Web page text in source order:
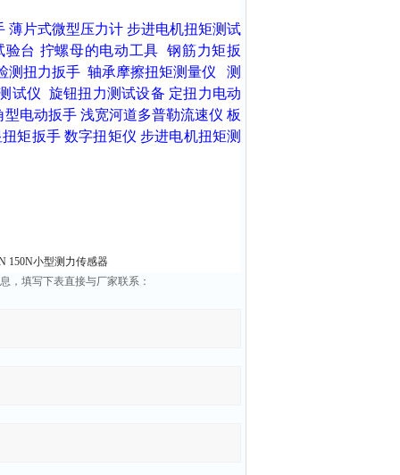
薄片式微型压力计 步进电机扭矩测试
验台 拧螺母的电动工具
钢筋力矩扳
测扭力扳手 轴承摩擦扭矩测量仪
测
试仪 旋钮扭力测试设备 定扭力电动
型电动扳手 浅宽河道多普勒流速仪 板
扭矩扳手 数字扭矩仪 步进电机扭矩测
150N小型测力传感器
，填写下表直接与厂家联系：